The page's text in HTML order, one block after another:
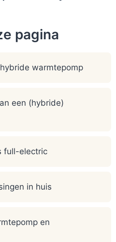
pagina
warmtepomp
een (hybride)
full-electric
in huis
en